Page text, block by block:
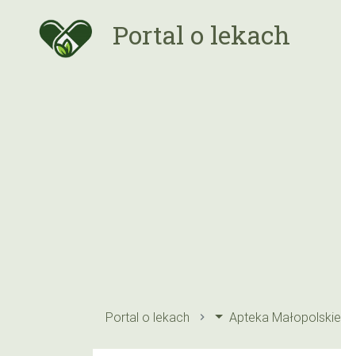
Portal o lekach
Portal o lekach Apteka Małopolskie